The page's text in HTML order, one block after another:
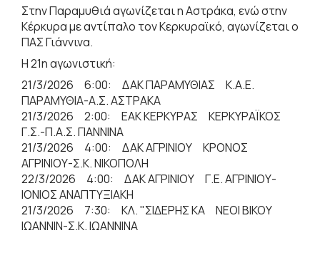
Στην Παραμυθιά αγωνίζεται η Αστράκα, ενώ στην
Κέρκυρα με αντίπαλο τον Κερκυραϊκό, αγωνίζεται ο
ΠΑΣ Γιάννινα.
Η 21η αγωνιστική:
21/3/2026 6:00: ΔΑΚ ΠΑΡΑΜΥΘΙΑΣ Κ.Α.Ε.
ΠΑΡΑΜΥΘΙΑ-Α.Σ. ΑΣΤΡΑΚΑ
21/3/2026 2:00: ΕΑΚ ΚΕΡΚΥΡΑΣ ΚΕΡΚΥΡΑΪΚΟΣ
Γ.Σ.-Π.Α.Σ. ΓΙΑΝΝΙΝΑ
21/3/2026 4:00: ΔΑΚ ΑΓΡΙΝΙΟΥ ΚΡΟΝΟΣ
ΑΓΡΙΝΙΟΥ-Σ.Κ. ΝΙΚΟΠΟΛΗ
22/3/2026 4:00: ΔΑΚ ΑΓΡΙΝΙΟΥ Γ.Ε. ΑΓΡΙΝΙΟΥ-
ΙΟΝΙΟΣ ΑΝΑΠΤΥΞΙΑΚΗ
21/3/2026 7:30: ΚΛ. "ΣΙΔΕΡΗΣ ΚΑ ΝΕΟΙ ΒΙΚΟΥ
ΙΩΑΝΝΙΝ-Σ.Κ. ΙΩΑΝΝΙΝΑ